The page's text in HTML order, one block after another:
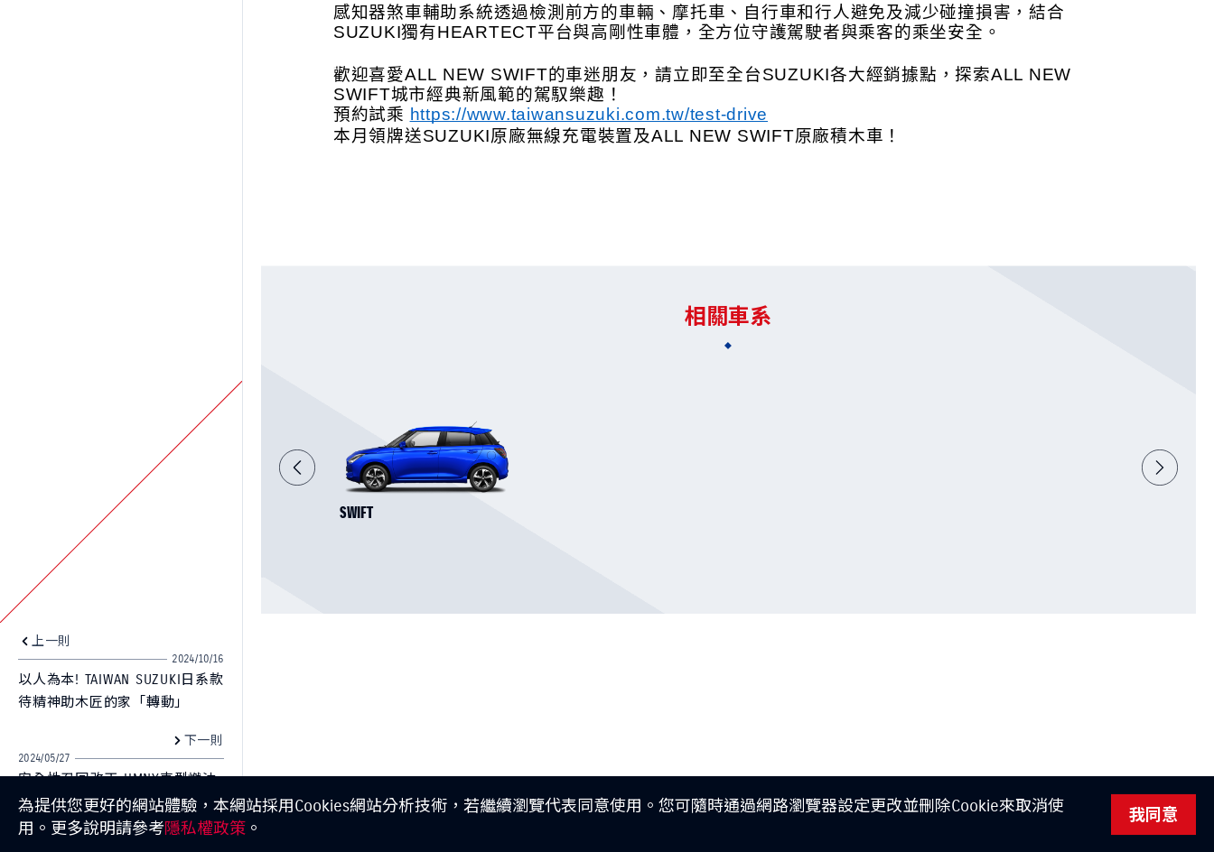
上一則
2024/10/16
以人為本! TAIWAN SUZUKI日系款
待精神助木匠的家「轉動」
下一則
2024/05/27
安全性召回改正 JIMNY車型燃油
泵顧客免費召回專案
感知器煞車輔助系統透過檢測前方的車輛、摩托車、自行車和行人避免及減少碰撞損害，結合
SUZUKI獨有HEARTECT平台與高剛性車體，全方位守護駕駛者與乘客的乘坐安全。
歡迎喜愛ALL NEW SWIFT的車迷朋友，請立即至全台SUZUKI各大經銷據點，探索ALL NEW
SWIFT城市經典新風範的駕馭樂趣 ！
預約試乘 https://www.taiwansuzuki.com.tw/test-drive
本月領牌送SUZUKI原廠無線充電裝置及ALL NEW SWIFT原廠積木車 ！
相關車系
SWIFT
為提供您更好的網站體驗，本網站採用Cookies網站分析技術，若繼續瀏覽代表同意使用。您可隨時通過網路瀏覽器設定更改並刪除Cookie來取消使
用。更多說明請參考隱私權政策 。
我同意